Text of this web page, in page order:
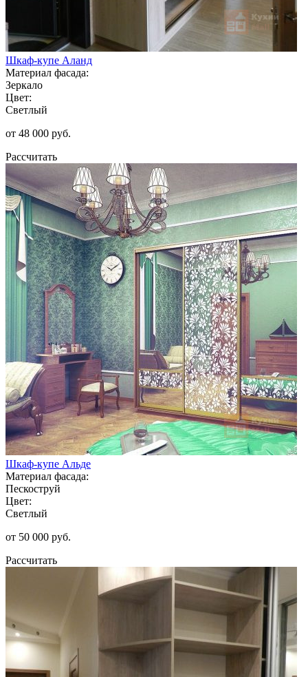
Шкаф-купе Аланд
Материал фасада:
Зеркало
Цвет:
Светлый
от 48 000 руб.
Рассчитать
Шкаф-купе Альде
Материал фасада:
Пескоструй
Цвет:
Светлый
от 50 000 руб.
Рассчитать